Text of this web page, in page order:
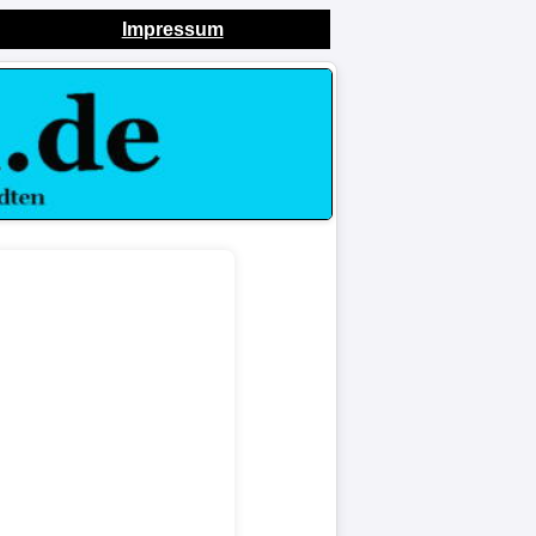
Impressum